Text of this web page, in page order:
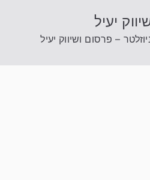
יעיל
– פרסום ושיווק יעיל